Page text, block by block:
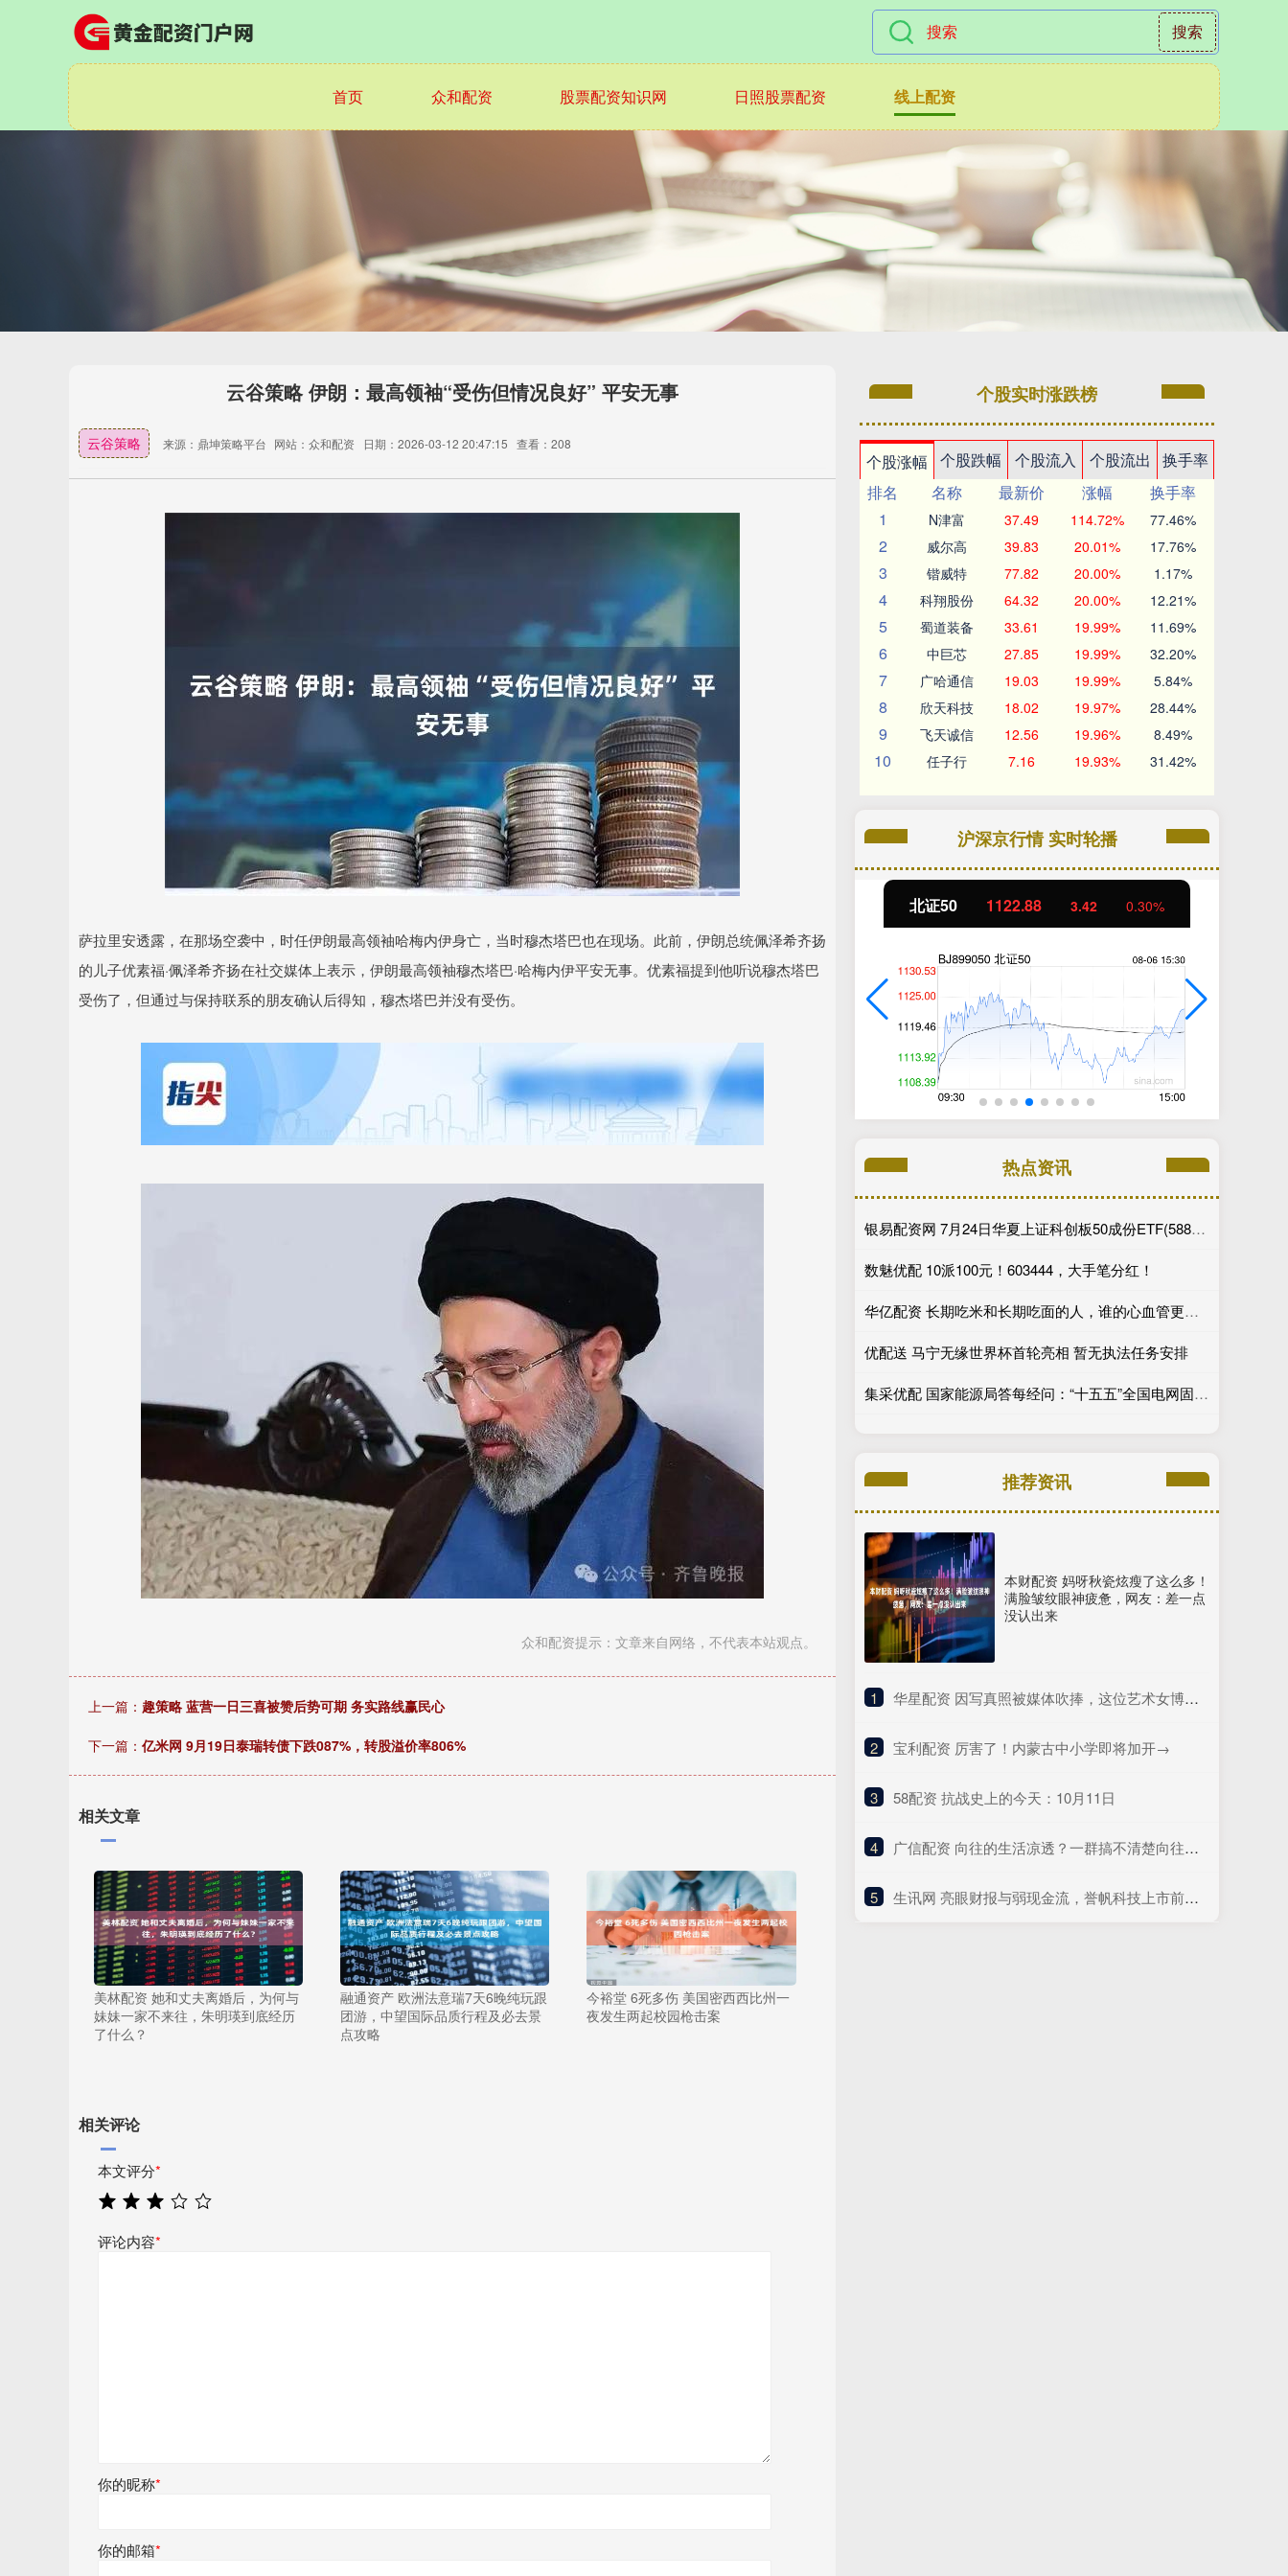
搜索
首页 众和配资 股票配资知识网 日照股票配资 线上配资
云谷策略 伊朗：最高领袖“受伤但情况良好” 平安无事
云谷策略 来源：鼎坤策略平台 网站：众和配资 日期：2026-03-12 20:47:15 查看：208
萨拉里安透露，在那场空袭中，时任伊朗最高领袖哈梅内伊身亡，当时穆杰塔巴也在现场。此前，伊朗总统佩泽希齐扬
的儿子优素福·佩泽希齐扬在社交媒体上表示，伊朗最高领袖穆杰塔巴·哈梅内伊平安无事。优素福提到他听说穆杰塔巴
受伤了，但通过与保持联系的朋友确认后得知，穆杰塔巴并没有受伤。
众和配资提示：文章来自网络，不代表本站观点。
上一篇： 趣策略 蓝营一日三喜被赞后势可期 务实路线赢民心
下一篇： 亿米网 9月19日泰瑞转债下跌087%，转股溢价率806%
相关文章
美林配资 她和丈夫离婚后，为何与
妹妹一家不来往，朱明瑛到底经历
了什么？
融通资产 欧洲法意瑞7天6晚纯玩跟
团游，中望国际品质行程及必去景
点攻略
今裕堂 6死多伤 美国密西西比州一
夜发生两起校园枪击案
相关评论
本文评分*
评论内容*
你的昵称*
你的邮箱*
个股实时涨跌榜
个股涨幅 个股跌幅 个股流入 个股流出
换手率
排名
名称 最新价 涨幅
换手率
1
N津富 37.49 114.72% 77.46%
2 威尔高 39.83 20.01% 17.76%
3 锴威特 77.82 20.00% 1.17%
4 科翔股份 64.32 20.00% 12.21%
5 蜀道装备 33.61 19.99% 11.69%
6 中巨芯 27.85 19.99% 32.20%
7 广哈通信 19.03 19.99% 5.84%
8 欣天科技 18.02 19.97% 28.44%
9 飞天诚信 12.56 19.96% 8.49%
10 任子行 7.16 19.93% 31.42%
沪深京行情 实时轮播
北证50 1122.88 3.42 0.30%
热点资讯
银易配资网 7月24日华夏上证科创板50成份ETF(588000)遭净赎回11.07亿元, 位居当日股票ETF净流出排名2/1273
数魅优配 10派100元！603444，大手笔分红！
华亿配资 长期吃米和长期吃面的人，谁的心血管更健康？结果出乎意料
优配送 马宁无缘世界杯首轮亮相 暂无执法任务安排
集采优配 国家能源局答每经问：“十五五”全国电网固投5万亿元以上
推荐资讯
本财配资 妈呀秋瓷炫瘦了这么多！
满脸皱纹眼神疲惫，网友：差一点
没认出来
1 ​华星配资 因写真照被媒体吹捧，这位艺术女博主被百万拳迷称为UFC传奇？
2 ​宝利配资 厉害了！内蒙古中小学即将加开→
3 ​58配资 抗战史上的今天：10月11日
4 ​广信配资 向往的生活凉透？一群搞不清楚向往生活的人，在演向往的生活
5 ​生讯网 亮眼财报与弱现金流，誉帆科技上市前夜的三道考题